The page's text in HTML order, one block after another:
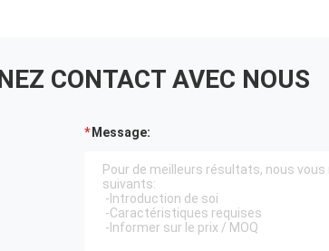
CONTACT AVEC NOUS
Message: